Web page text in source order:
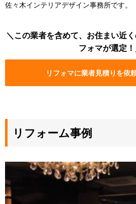
佐々木インテリアデザイン事務所です。
この業者を含めて、お住まい近
フォマが選定！
リフォマに業者見積りを依
リフォーム事例